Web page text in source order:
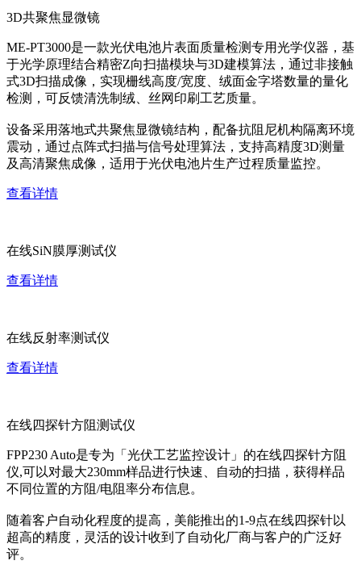
3D共聚焦显微镜
ME-PT3000是一款光伏电池片表面质量检测专用光学仪器，基
于光学原理结合精密Z向扫描模块与3D建模算法，通过非接触
式3D扫描成像，实现栅线高度/宽度、绒面金字塔数量的量化
检测，可反馈清洗制绒、丝网印刷工艺质量。
设备采用落地式共聚焦显微镜结构，配备抗阻尼机构隔离环境
震动，通过点阵式扫描与信号处理算法，支持高精度3D测量
及高清聚焦成像，适用于光伏电池片生产过程质量监控。
查看详情
在线SiN膜厚测试仪
查看详情
在线反射率测试仪
查看详情
在线四探针方阻测试仪
FPP230 Auto是专为「光伏工艺监控设计」的在线四探针方阻
仪,可以对最大230mm样品进行快速、自动的扫描，获得样品
不同位置的方阻/电阻率分布信息。
随着客户自动化程度的提高，美能推出的1-9点在线四探针以
超高的精度，灵活的设计收到了自动化厂商与客户的广泛好
评。